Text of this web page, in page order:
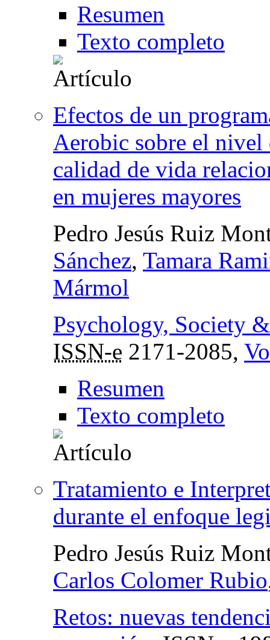
Resumen
Texto completo
Efectos de un
Aerobic sobre el
calidad de vida
en mujeres mayores
Pedro Jesús Ruiz
Sánchez, Tamara
Mármol
Psychology, Society
ISSN-e 2171-2085,
Resumen
Texto completo
Tratamiento e
durante el enfoque
Pedro Jesús Ruiz
Carlos Colomer Rubio
Retos: nuevas